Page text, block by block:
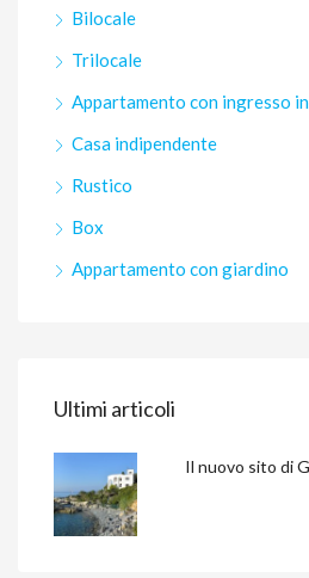
Bilocale
Trilocale
Appartamento con ingresso
Casa indipendente
Rustico
Box
Appartamento con giardino
Ultimi articoli
Il nuovo sito di